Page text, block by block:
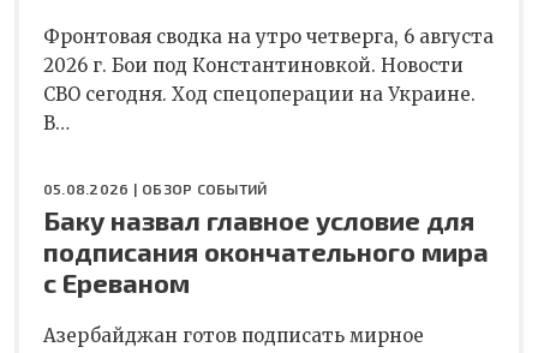
Фронтовая сводка на утро четверга, 6 августа
2026 г. Бои под Константиновкой. Новости
СВО сегодня. Ход спецоперации на Украине.
В…
05.08.2026 | ОБЗОР СОБЫТИЙ
Баку назвал главное условие для
подписания окончательного мира
с Ереваном
Азербайджан готов подписать мирное